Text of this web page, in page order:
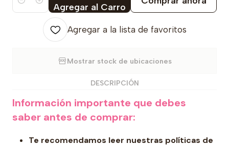
Cantidad Agregar al Carro
Agregar a la lista de favoritos
Mostrar stock de ubicaciones
DESCRIPCIÓN
Información importante que debes
saber antes de comprar:
Te recomendamos leer nuestras políticas de